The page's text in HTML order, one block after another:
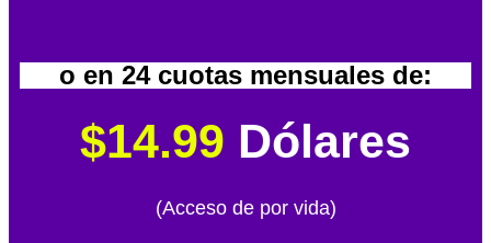
o en 24 cuotas mensuales de:
$14.99 Dólares
(Acceso de por vida)